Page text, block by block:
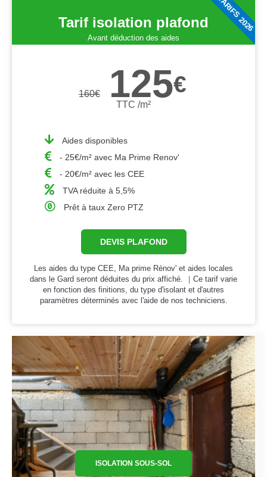
Tarif isolation plafond
Avant déduction des aides
160€ 125€
TTC /m²
Aides disponibles
- 25€/m² avec Ma Prime Renov'
- 20€/m² avec les CEE
TVA réduite à 5,5%
Prêt à taux Zero PTZ
DEVIS PLAFOND
Les aides du type CEE, Ma prime Rénov' et aides locales
dans le Gard seront déduites du prix affiché. ｜Ce tarif varie
en fonction des finitions, du type d'isolant et d'autres
paramètres déterminés avec l'aide de nos techniciens.
TARIFS 2026
ISOLATION SOUS-SOL